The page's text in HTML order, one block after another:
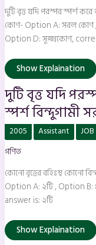
দুটি বৃত্ত যদি পরস্পর স্পর্শ করে
কোণ- Option A: সরল কোণ
Option D: সূক্ষ্মকোণ,
করে
তবে
কেন্দ্র
হতে
স্পর্শ
সরলরেখা
দুটির
অন্তর্ভুক্ত
কোণ-
Show Explaination
দুটি বৃত্ত যদি
স্পর্শ বিন্দুগামী
2005 Assistant JOB
গণিত
কোনো বৃত্তের বহিঃস্থ কোনো
Option A: ২টি , Option
answer is: ২টি
কোনো
বৃত্তের
বহিঃস্থ
কোনো
থেকে
বৃত্তের
উপর
কয়টি
স্পর্শক
যেতে
পারে?
Show Explaination